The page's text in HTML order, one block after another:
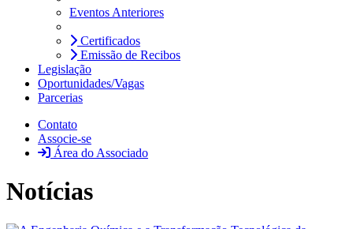
Eventos Anteriores
Certificados
Emissão de Recibos
Legislação
Oportunidades/Vagas
Parcerias
Contato
Associe-se
Área do Associado
Notícias